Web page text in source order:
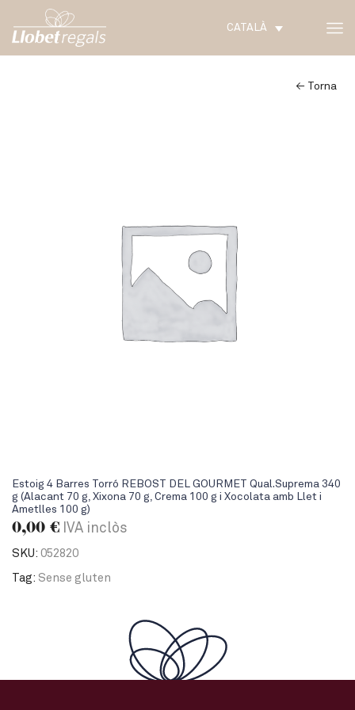
CATALÀ
← Torna
Estoig 4 Barres Torró REBOST DEL GOURMET Qual.Suprema 340
g (Alacant 70 g, Xixona 70 g, Crema 100 g i Xocolata amb Llet i
Ametlles 100 g)
0,00 € IVA inclòs
SKU: 052820
Tag: Sense gluten